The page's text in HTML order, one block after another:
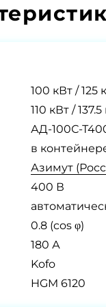
100 кВт / 125
110 кВт /
АД-100С-
в
Азимут
400 В
0.8 (cos φ)
180 А
Kofo
HGM 6120